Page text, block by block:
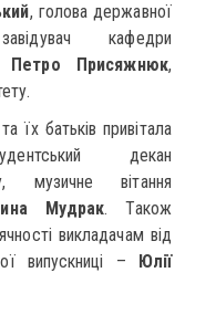
, голова державної
кафедри
Присяжнюк,
їх батьків привітала
декан
музичне вітання
Мудрак. Також
викладачам від
випускниці – Юлії